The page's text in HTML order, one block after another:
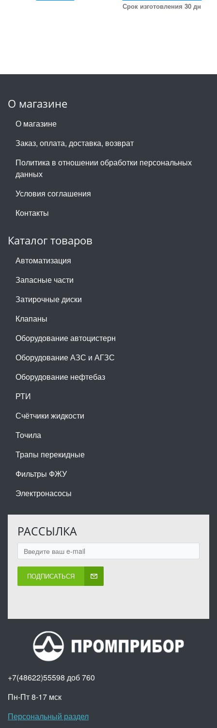
Срок изготовления 30 дн
О магазине
О магазине
Заказ, оплата, доставка, возврат
Политика в отношении обработки персональных
данных
Условия соглашения
Контакты
Каталог товаров
Автоматизация
Запасные части
Затирочные диски
Клапаны
Оборудование автоцистерн
Оборудование АЗС и АГЗС
Оборудование нефтебаз
РТИ
Счётчики жидкости
Точила
Трапы перекидные
Фильтры ФЖУ
Электронасосы
РАССЫЛКА
ПОДПИСАТЬСЯ
+7(48622)55598 доб 760
Пн-Пт 8-17 мск
Персональный раздел